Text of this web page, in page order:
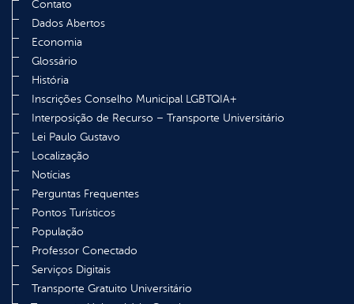
Contato
Dados Abertos
Economia
Glossário
História
Inscrições Conselho Municipal LGBTQIA+
Interposição de Recurso – Transporte Universitário
Lei Paulo Gustavo
Localização
Notícias
Perguntas Frequentes
Pontos Turísticos
População
Professor Conectado
Serviços Digitais
Transporte Gratuito Universitário